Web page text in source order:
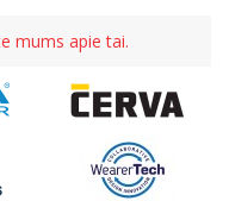
mums apie tai.